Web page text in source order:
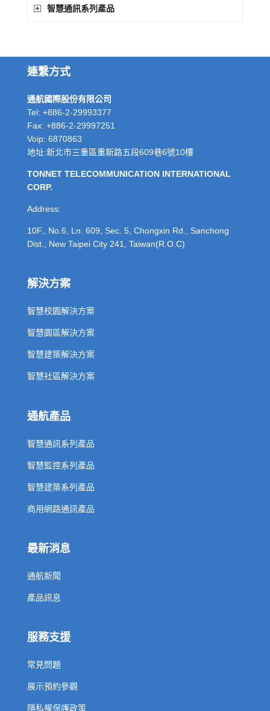
智慧通訊系列產品
連繫方式
通航國際股份有限公司
Tel: +886-2-29993377
Fax: +886-2-29997251
Voip: 6870863
地址:新北市三重區重新路五段609巷6號10樓
TONNET TELECOMMUNICATION INTERNATIONAL
CORP.
Address:
10F., No.6, Ln. 609, Sec. 5, Chongxin Rd., Sanchong
Dist., New Taipei City 241, Taiwan(R.O.C)
解決方案
智慧校園解決方案
智慧園區解決方案
智慧建築解決方案
智慧社區解決方案
通航產品
智慧通訊系列產品
智慧監控系列產品
智慧建築系列產品
商用網路通訊產品
最新消息
通航新聞
產品訊息
服務支援
常見問題
展示預約參觀
隱私權保護政策